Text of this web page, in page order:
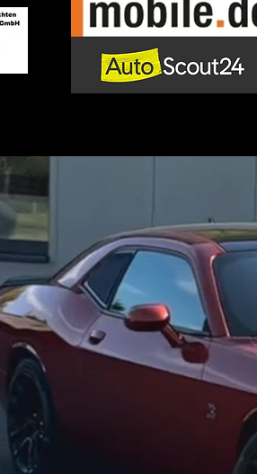
sind. So
Ein muscle car kaufen in essen
Viele Kunden entscheiden sich